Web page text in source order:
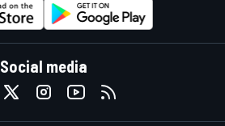
Social media